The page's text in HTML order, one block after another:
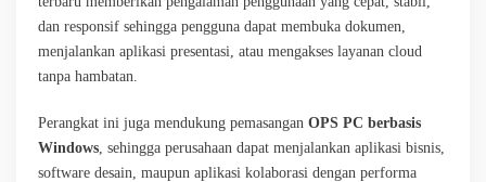
dan responsif sehingga pengguna dapat membuka dokumen,
menjalankan aplikasi presentasi, atau mengakses layanan cloud
tanpa hambatan.
Perangkat ini juga mendukung pemasangan OPS PC berbasis
Windows , sehingga perusahaan dapat menjalankan aplikasi bisnis,
software desain, maupun aplikasi kolaborasi dengan performa